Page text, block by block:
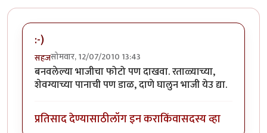
:-)
सहजसोमवार, 12/07/2010 13:43
बनवलेल्या भाजीचा फोटो पण दाखवा. रताळ्याच्या,
शेवग्याच्या पानाची पण डाळ, दाणे घालुन भाजी येउ द्या.
प्रतिसाद देण्यासाठीलॉग इन कराकिंवासदस्य व्हा